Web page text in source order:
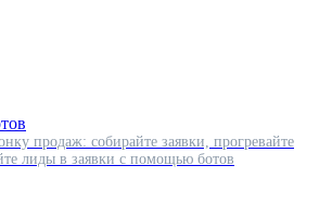
продаж: собирайте заявки, прогревайте
лиды в заявки с помощью ботов